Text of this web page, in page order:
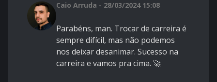
Caio Arruda - 28/03/2024 15:08
Parabéns, man. Trocar de carreira é
sempre difícil, mas não podemos
nos deixar desanimar. Sucesso na
carreira e vamos pra cima. 🚀